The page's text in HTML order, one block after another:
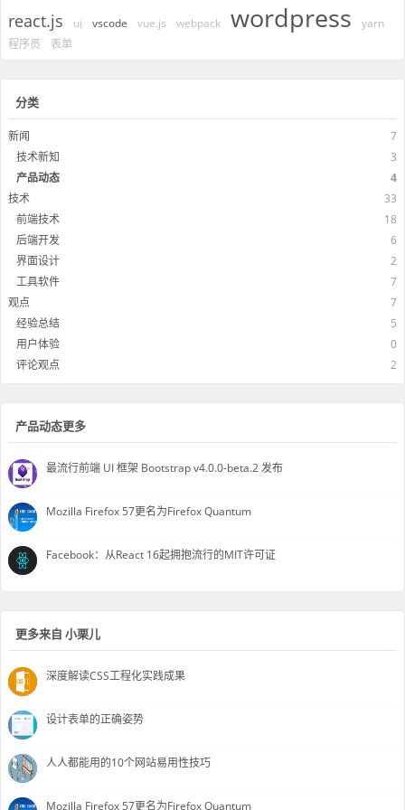
react.js ui vscode vue.js webpack wordpress
yarn
程序员
表单
分类
新闻
7
技术新知
3
产品动态
4
技术
33
前端技术
18
后端开发
6
界面设计
2
工具软件
7
观点
7
经验总结
5
用户体验
0
评论观点
2
产品动态更多
最流行前端 UI 框架 Bootstrap v4.0.0-beta.2 发布
Mozilla Firefox 57更名为Firefox Quantum
Facebook：从React 16起拥抱流行的MIT许可证
更多来自 小栗儿
深度解读CSS工程化实践成果
设计表单的正确姿势
人人都能用的10个网站易用性技巧
Mozilla Firefox 57更名为Firefox Quantum